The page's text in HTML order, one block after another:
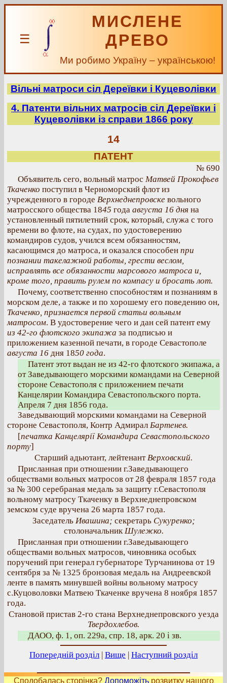
☰
МИСЛЕНЕ
ДРЕВО
Ми робимо Україну – українською!
Вільні матроси сіл Дереївки і Куцеволівки
4. Патенти вільних матросів сіл Дереївки і
Куцеволівки із справи 1866 року
14
ПАТЕНТ
№ 690
Объявитель сего, вольный матрос Матвей Прокофьев
Ткаченко поступил в Черноморский флот из
учрежденного в городе Верхнеднепровске вольного
матросского общества 1845 года августа 16 дня на
установленный пятилетний срок, который, служа с того
времени во флоте, на судах, по удостоверению
командиров судов, учился всем обязанностям,
касающимся до матроса, и оказался способен при
познании такелажной работы, грести веслом,
исправлять все обязанности марсового матроса и,
кроме того, править рулем по компасу и бросать лот.
Почему, соответственно способностям и познаниям в
морском деле, а также и по хорошему его поведению он,
Ткаченко, признается первой статьи вольным
матросом. В удостоверение чего и дан сей патент ему
из 42-го флотского экипажа за подписью и
приложением казенной печати, в городе Севастополе
августа 16 дня 1850 года.
Патент этот выдан не из 42-го флотского экипажа, а
от Заведывающего морскими командами на Северной
стороне Севастополя с приложением печати
Канцелярии Командира Севастопольского порта.
Апреля 7 дня 1856 года.
Заведывающий морскими командами на Северной
стороне Севастополя, Контр Адмирал Бартенев.
[печатка Канцелярії Командира Севастопольского
порту]
Старший адьютант, лейтенантВерховский.
Присланная при отношении г.Заведывающего
обществами вольных матросов от 28 февраля 1857 года
за № 300 серебраная медаль за защиту г.Севастополя
вольному матросу Ткаченку в Верхнеднепровском
земском суде вручена 26 марта 1857 года.
ЗаседательИвашина; секретарьСукуренко;
столоначальникШулежко.
Присланная при отношении г.Заведывающего
обществами вольных матросов, чиновника особых
поручений при генерал губернаторе Турчанинова от 19
сентября за № 1325 бронзовая медаль на Андреевской
ленте в память минувшей войны вольному матросу
с.Куцоволовки Матвею Ткаченке вручена 8 ноября 1857
года.
Становой пристав 2-го стана Верхнеднепровского уезда
Твердохлебов.
ДАОО, ф. 1, оп. 229а, спр. 18, арк. 20 і зв.
Попередній розділ | Вище | Наступний розділ
Сподобалась сторінка? Допоможітьрозвитку нашого